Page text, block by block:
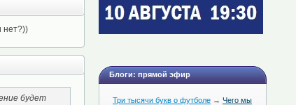
нет?))
будет
Блоги: прямой эфир
Три тысячи букв о футболе → Чего мы